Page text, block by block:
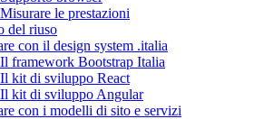
le prestazioni
del riuso
con il design system .italia
framework Bootstrap Italia
kit di sviluppo React
kit di sviluppo Angular
con i modelli di sito e servizi